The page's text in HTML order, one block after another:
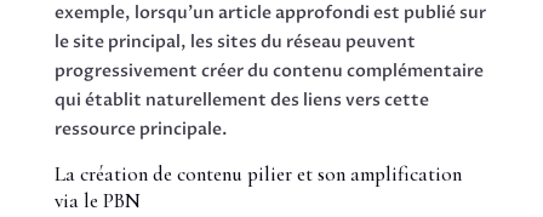
exemple, lorsqu’un article approfondi est publié sur
le site principal, les sites du réseau peuvent
progressivement créer du contenu complémentaire
qui établit naturellement des liens vers cette
ressource principale.
La création de contenu pilier et son amplification
via le PBN